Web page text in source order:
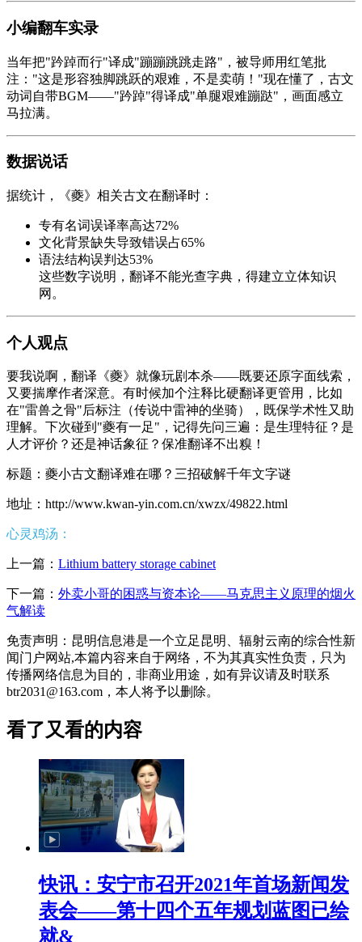
小编翻车实录
当年把"趻踔而行"译成"蹦蹦跳跳走路"，被导师用红笔批
注："这是形容独脚跳跃的艰难，不是卖萌！"现在懂了，古文
动词自带BGM——"趻踔"得译成"单腿艰难蹦跶"，画面感立
马拉满。
数据说话
据统计，《夔》相关古文在翻译时：
专有名词误译率高达72%
文化背景缺失导致错误占65%
语法结构误判达53%
这些数字说明，翻译不能光查字典，得建立立体知识
网。
个人观点
要我说啊，翻译《夔》就像玩剧本杀——既要还原字面线索，
又要揣摩作者深意。有时候加个注释比硬翻译更管用，比如
在"雷兽之骨"后标注（传说中雷神的坐骑），既保学术性又助
理解。下次碰到"夔有一足"，记得先问三遍：是生理特征？是
人才评价？还是神话象征？保准翻译不出糗！
标题：夔小古文翻译难在哪？三招破解千年文字谜
地址：http://www.kwan-yin.com.cn/xwzx/49822.html
心灵鸡汤：
上一篇： Lithium battery storage cabinet
下一篇： 外卖小哥的困惑与资本论——马克思主义原理的烟火
气解读
免责声明：昆明信息港是一个立足昆明、辐射云南的综合性新
闻门户网站,本篇内容来自于网络，不为其真实性负责，只为
传播网络信息为目的，非商业用途，如有异议请及时联系
btr2031@163.com，本人将予以删除。
看了又看的内容
快讯：安宁市召开2021年首场新闻发
表会——第十四个五年规划蓝图已绘
就&